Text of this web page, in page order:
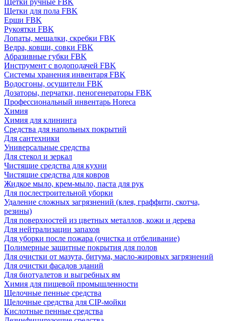
Щетки ручные FBK
Щетки для пола FBK
Ерши FBK
Рукоятки FBK
Лопаты, мешалки, скребки FBK
Ведра, ковши, совки FBK
Абразивные губки FBK
Инструмент с водоподачей FBK
Системы хранения инвентаря FBK
Водосгоны, осушители FBK
Дозаторы, перчатки, пеногенераторы FBK
Профессиональный инвентарь Horeca
Химия
Химия для клининга
Средства для напольных покрытий
Для сантехники
Универсальные средства
Для стекол и зеркал
Чистящие средства для кухни
Чистящие средства для ковров
Жидкое мыло, крем-мыло, паста для рук
Для послестроительной уборки
Удаление сложных загрязнений (клея, граффити, скотча,
резины)
Для поверхностей из цветных металлов, кожи и дерева
Для нейтрализации запахов
Для уборки после пожара (очистка и отбеливание)
Полимерные защитные покрытия для полов
Для очистки от мазута, битума, масло-жировых загрязнений
Для очистки фасадов зданий
Для биотуалетов и выгребных ям
Химия для пищевой промышленности
Щелочные пенные средства
Щелочные средства для CIP-мойки
Кислотные пенные средства